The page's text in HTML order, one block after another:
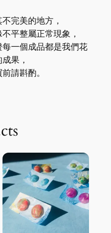
完美的地方，
平整屬正常現象，
一個成品都是我們花
果，
請斟酌。